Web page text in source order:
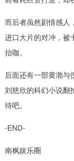
而后者虽然剧情感人
进口大片的对冲，被
抬咖。
后面还有一部黄渤与
刘慈欣的科幻小说翻
待吧。
-END-
南枫娱乐圈